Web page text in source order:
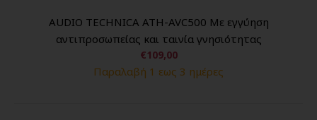
AUDIO TECHNICA ATH-AVC500 Με εγγύηση
αντιπροσωπείας και ταινία γνησιότητας
€109,00
Παραλαβή 1 εως 3 ημέρες